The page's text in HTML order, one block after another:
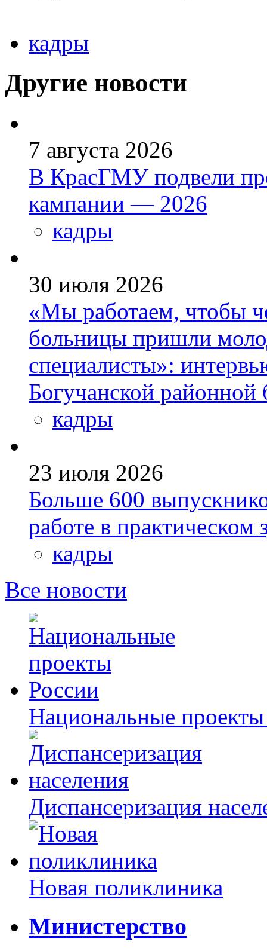
кадры
Другие новости
7 августа 2026
В КрасГМУ подвели
кампании — 2026
кадры
30 июля 2026
«Мы работаем, чтобы
больницы пришли
специалисты»:
Богучанской
кадры
23 июля 2026
Больше 600
работе в практическом
кадры
Все новости
Национальные
Диспансеризация
Новая поликлиника
Министерство